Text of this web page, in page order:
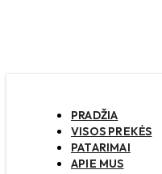
PRADŽIA
VISOS PREKĖS
PATARIMAI
APIE MUS